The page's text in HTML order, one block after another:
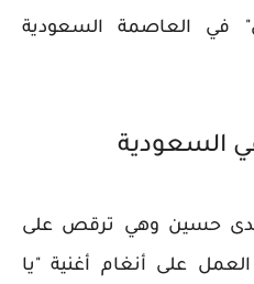
في العاصمة السعودية
السعودية
حسين وهي ترقص على
على أنغام أغنية "يا